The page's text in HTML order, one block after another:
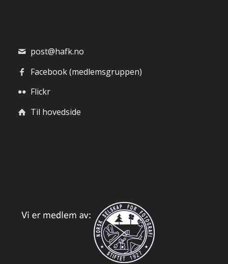
post@hafk.no
Facebook (medlemsgruppen)
Flickr
Til hovedside